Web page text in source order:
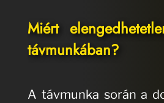
Miért
távmunkában?
A távmunka során a